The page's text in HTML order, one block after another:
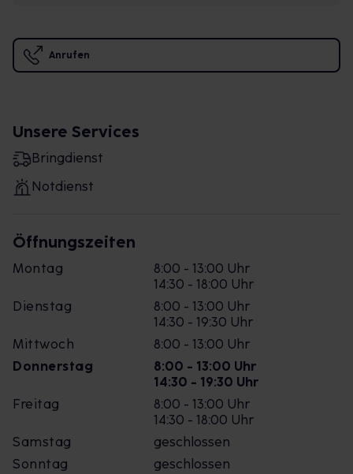
Anrufen
Unsere Services
Bringdienst
Notdienst
Öffnungszeiten
Montag
8:00 - 13:00 Uhr
14:30 - 18:00 Uhr
Dienstag
8:00 - 13:00 Uhr
14:30 - 19:30 Uhr
Mittwoch
8:00 - 13:00 Uhr
Donnerstag
8:00 - 13:00 Uhr
14:30 - 19:30 Uhr
Freitag
8:00 - 13:00 Uhr
14:30 - 18:00 Uhr
Samstag
geschlossen
Sonntag
geschlossen